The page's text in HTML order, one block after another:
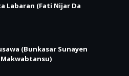
Labaran (Fati Nijar Da
(Bunkasar Sunayen
Makwabtansu)